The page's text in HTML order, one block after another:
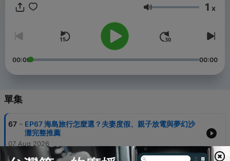
音量 1 x
00:00 00:00
單集
67 - EP67 海島旅行怎麼選？夫妻度假、親子放電與夢幻沙
灘完整推薦
07 Aug 2026